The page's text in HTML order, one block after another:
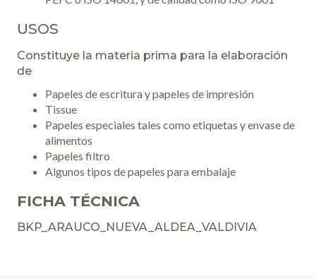
USOS
Constituye la materia prima para la elaboración
de
Papeles de escritura y papeles de impresión
Tissue
Papeles especiales tales como etiquetas y envase de
alimentos
Papeles filtro
Algunos tipos de papeles para embalaje
FICHA TÉCNICA
BKP_ARAUCO_NUEVA_ALDEA_VALDIVIA